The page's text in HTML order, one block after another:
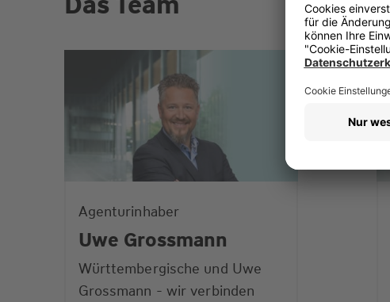
Agenturinhaber
Uwe Grossmann
Württembergische und Uwe
Grossmann - wir verbinden